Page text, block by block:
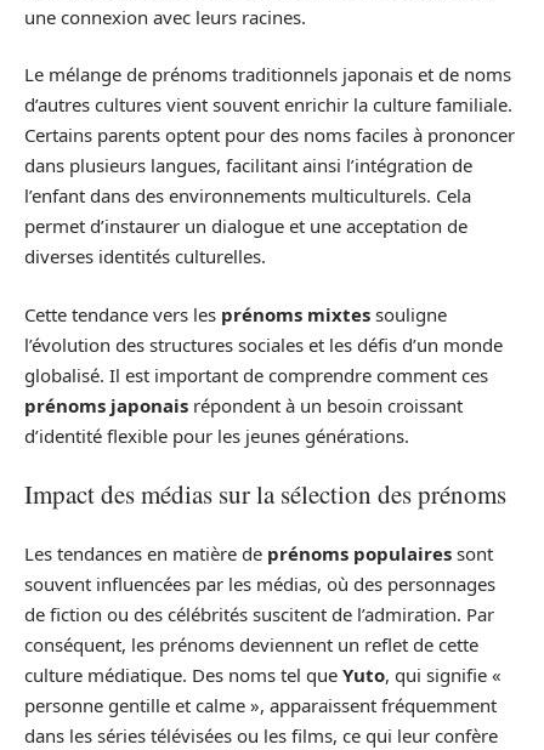
une connexion avec leurs racines.
Le mélange de prénoms traditionnels japonais et de noms
d’autres cultures vient souvent enrichir la culture familiale.
Certains parents optent pour des noms faciles à prononcer
dans plusieurs langues, facilitant ainsi l’intégration de
l’enfant dans des environnements multiculturels. Cela
permet d’instaurer un dialogue et une acceptation de
diverses identités culturelles.
Cette tendance vers les prénoms mixtes souligne
l’évolution des structures sociales et les défis d’un monde
globalisé. Il est important de comprendre comment ces
prénoms japonais répondent à un besoin croissant
d’identité flexible pour les jeunes générations.
Impact des médias sur la sélection des prénoms
Les tendances en matière de prénoms populaires sont
souvent influencées par les médias, où des personnages
de fiction ou des célébrités suscitent de l’admiration. Par
conséquent, les prénoms deviennent un reflet de cette
culture médiatique. Des noms tel que Yuto, qui signifie «
personne gentille et calme », apparaissent fréquemment
dans les séries télévisées ou les films, ce qui leur confère